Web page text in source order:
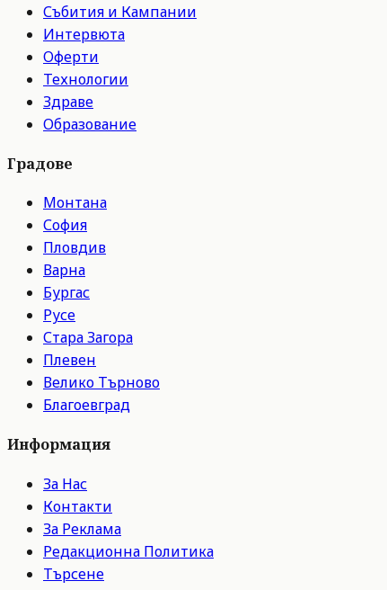
Събития и Кампании
Интервюта
Оферти
Технологии
Здраве
Образование
Градове
Монтана
София
Пловдив
Варна
Бургас
Русе
Стара Загора
Плевен
Велико Търново
Благоевград
Информация
За Нас
Контакти
За Реклама
Редакционна Политика
Търсене